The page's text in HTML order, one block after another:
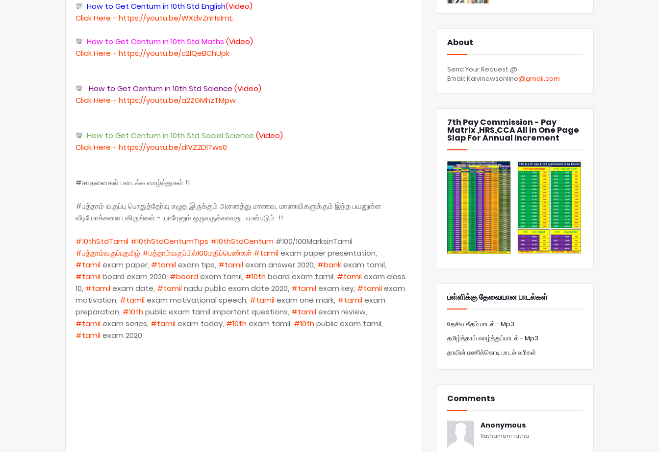
💯 How to Get Centum in 10th Std English(Video)
Click Here - https://youtu.be/WXdvZnHs1mE
💯 How to Get Centum in 10th Std Maths (Video)
Click Here - https://youtu.be/c2lQeBChUpk
💯 How to Get Centum in 10th Std Science (Video)
Click Here - https://youtu.be/a2ZGMhzTMpw
💯 How to Get Centum in 10th Std Social Science (Video)
Click Here - https://youtu.be/dIVZ2DlTws0
#சாதனைகள் படைக்க வாழ்த்துகள் !!
#பத்தாம் வகுப்பு பொதுத்தேர்வு எழுத இருக்கும் அனைத்து மாணவ, மாணவிகளுக்கும் இந்த பயனுள்ள
வீடியோக்களை பகிருங்கள் - யாரேனும் ஒருவருக்காவது பயன்படும் !!
#10thStdTamil #10thStdCentumTips #10thStdCentum #100/100MarksinTamil
#பத்தாம்வகுப்புதமிழ் #பத்தாம்வகுப்பில்100மதிப்பெண்கள் #tamilexam paper presentation,
#tamilexam paper, #tamilexam tips, #tamilexam answer 2020, #bankexam tamil,
#tamilboard exam 2020, #boardexam tamil, #10thboard exam tamil, #tamilexam class
10, #tamilexam date, #tamilnadu public exam date 2020, #tamilexam key, #tamilexam
motivation, #tamilexam motivational speech, #tamilexam one mark, #tamilexam
preparation, #10thpublic exam tamil important questions, #tamilexam review,
#tamilexam series, #tamilexam today, #10thexam tamil, #10thpublic exam tamil,
#tamilexam 2020
About
Send Your Request @
Email: Kalvinewsonline@gmail.com
7th Pay Commission - Pay
Matrix ,HRS,CCA All in One Page
Slap For Annual Increment
பள்ளிக்கு தேவையான பாடல்கள்
தேசிய கீதம் பாடல் - Mp3
தமிழ்த்தாய் வாழ்த்துப்பாடல் - Mp3
தாயின் மணிக்கொடி பாடல் வரிகள்
Comments
Anonymous
Rathamani ratha